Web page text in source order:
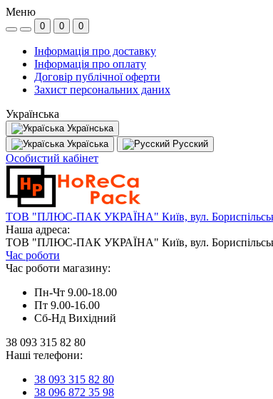
Меню
0 0 0
Інформація про доставку
Інформація про оплату
Договір публічної оферти
Захист персональних даних
Українська
Українська
Україська
Русский
Особистий кабінет
ТОВ "ПЛЮС-ПАК УКРАЇНА" Київ, вул.
Наша адреса:
ТОВ "ПЛЮС-ПАК УКРАЇНА" Київ, вул.
Час роботи
Час роботи магазину:
Пн-Чт 9.00-18.00
Пт 9.00-16.00
Сб-Нд Вихідний
38 093 315 82 80
Наші телефони:
38 093 315 82 80
38 096 872 35 98